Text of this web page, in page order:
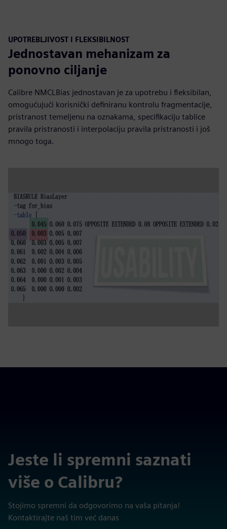
UPOTREBLJIVOST I FLEKSIBILNOST
Jednostavan mehanizam za
ponovno ciljanje
Calibre NMCLBias jednostavan je za upotrebu i fleksibilan,
omogućujući korisnički definiranu kontrolu fragmentacije,
pristranost temeljenu na oznakama, specifikaciju tablice
pravila pristranosti i interpolaciju pravila pristranosti i još
mnogo toga.
Jeste li spremni saznati
više o Calibru?
Stojimo spremni da odgovorimo na vaša pitanja!
Kontaktirajte naš tim već danas